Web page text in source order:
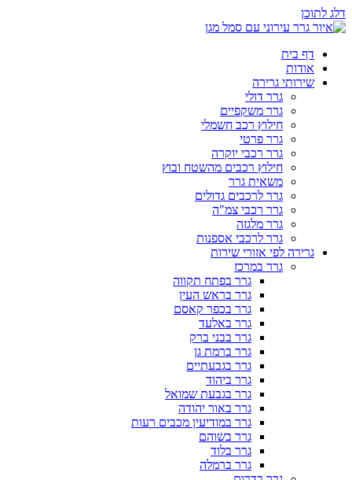
דלג לתוכן
דף בית
אודות
שירותי גרירה
גרר דולי
גרר משקפיים
חילוץ רכב חשמלי
גרר פרטי
גרר רכבי יוקרה
חילוץ רכבים מהשטח ובוץ
משאית גרר
גרר לרכבים גדולים
גרר רכבי צמ"ה
גרר מלגזה
גרר לרכבי אספנות
גרירה לפי אזורי שירות
גרר במרכז
גרר בפתח תקווה
גרר בראש העין
גרר בכפר קאסם
גרר באלעד
גרר בבני ברק
גרר ברמת גן
גרר בגבעתיים
גרר ביהוד
גרר בגבעת שמואל
גרר באור יהודה
גרר במודיעין מכבים רעות
גרר בשוהם
גרר בלוד
גרר ברמלה